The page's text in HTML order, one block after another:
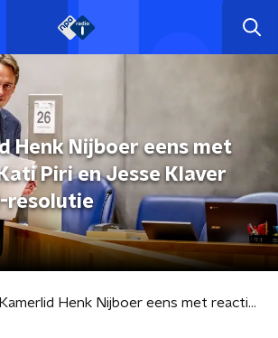
Henk Nijboer eens met
Piri en Jesse Klaver
resolutie
Kamerlid Henk Nijboer eens met reactie Kati Piri en Jesse Klaver over VN-resolutie